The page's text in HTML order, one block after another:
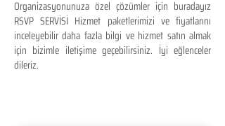
Organizasyonunuza özel çözümler için buradayız
RSVP SERVİSİ Hizmet paketlerimizi ve fiyatlarını
inceleyebilir daha fazla bilgi ve hizmet satın almak
için bizimle iletişime geçebilirsiniz. İyi eğlenceler
dileriz.